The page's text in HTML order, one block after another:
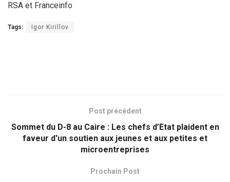
RSA et Franceinfo
Tags: Igor Kirillov
Post précédent
Sommet du D-8 au Caire : Les chefs d’Etat plaident en
faveur d'un soutien aux jeunes et aux petites et
microentreprises
Prochain Post